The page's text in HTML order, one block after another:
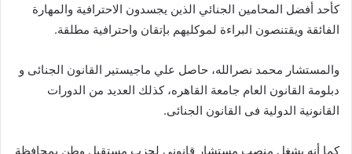
كأحد أفضل المحامين الجنائي الذين يجسدون الاحترافية والمهارة
الفائقة ويقتنصون البراءة لموكليهم بإتقان واحترافية مطلقة.
والمستشار محمد نصرالله، حاصل علي ماجيستير القانون الجنائى و
دبلومة القانون العام جامعة القاهره، كذلك العديد من الدورات
القانونية الدولية فى القانون الجنائى.
كما أنه يشغل منصب مستشار قانوني لحزب مستقبل وطن بمحافظة